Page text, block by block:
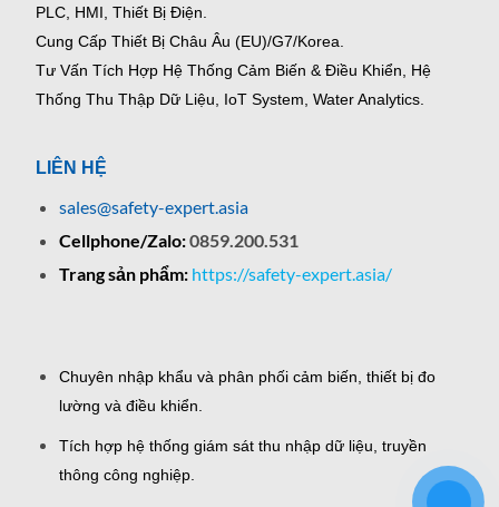
PLC, HMI, Thiết Bị Điện.
Cung Cấp Thiết Bị Châu Âu (EU)/G7/Korea.
Tư Vấn Tích Hợp Hệ Thống Cảm Biến & Điều Khiển, Hệ
Thống Thu Thập Dữ Liệu, IoT System, Water Analytics.
LIÊN HỆ
sales@safety-expert.asia
Cellphone/Zalo:0859.200.531
Trang sản phẩm: https://safety-expert.asia/
Chuyên nhập khẩu và phân phối cảm biến, thiết bị đo
lường và điều khiển.
Tích hợp hệ thống giám sát thu nhập dữ liệu, truyền
thông công nghiệp.